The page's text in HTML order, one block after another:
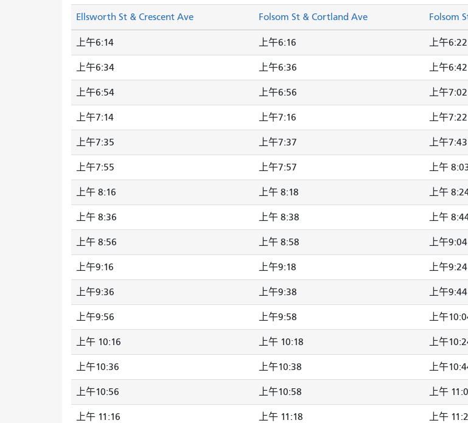
Ellsworth St & Crescent Ave Folsom St & Cortland Ave Folsom
上午6:14 上午6:16 上午6:22
上午6:34 上午6:36 上午6:42
上午6:54 上午6:56 上午7:02
上午7:14 上午7:16 上午7:22
上午7:35 上午7:37 上午7:43
上午7:55 上午7:57 上午
上午 8:16 上午 8:18 上午
上午 8:36 上午 8:38 上午
上午 8:56 上午 8:58 上午9:04
上午9:16 上午9:18 上午9:24
上午9:36 上午9:38 上午9:44
上午9:56 上午9:58 上午
上午 10:16 上午 10:18 上午
上午10:36 上午10:38 上午
上午10:56 上午10:58 上午
上午 11:16 上午 11:18 上午